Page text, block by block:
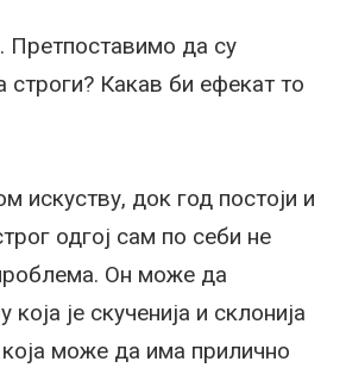
Претпоставимо да су
Какав би ефекат то
искуству, док год постоји и
одгој сам по себи не
Он може да
је скученија и склонија
може да има прилично